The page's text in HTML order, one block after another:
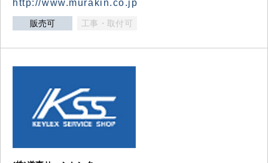
http://www.murakin.co.jp
販売可 工事・取付可